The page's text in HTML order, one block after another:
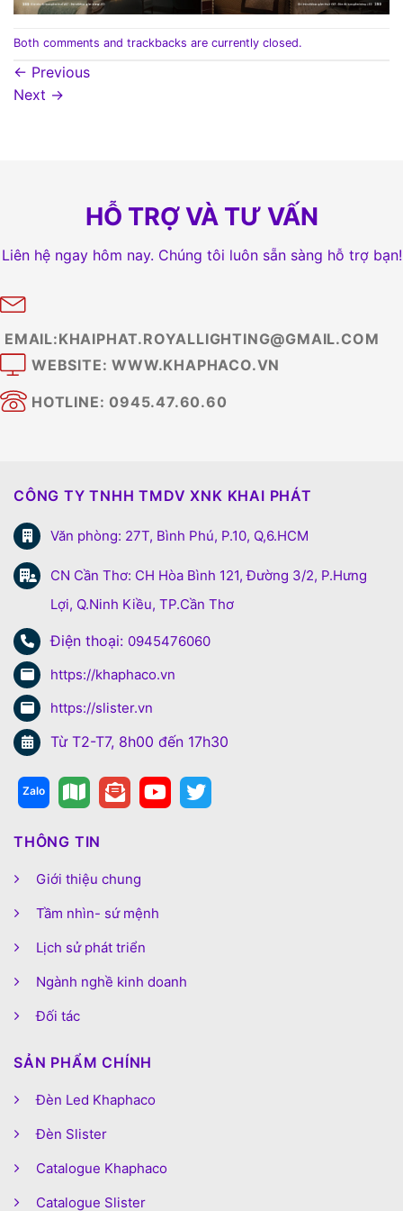
Both comments and trackbacks are currently closed.
← Previous
Next →
HỖ TRỢ VÀ TƯ VẤN
Liên hệ ngay hôm nay. Chúng tôi luôn sẵn sàng hỗ trợ bạn!
EMAIL:KHAIPHAT.ROYALLIGHTING@GMAIL.COM
WEBSITE: WWW.KHAPHACO.VN
HOTLINE: 0945.47.60.60
CÔNG TY TNHH TMDV XNK KHAI PHÁT
Văn phòng: 27T, Bình Phú, P.10, Q,6.HCM
CN Cần Thơ: CH Hòa Bình 121, Đường 3/2, P.Hưng
Lợi, Q.Ninh Kiều, TP.Cần Thơ
Điện thoại: 0945476060
https://khaphaco.vn
https://slister.vn
Từ T2-T7, 8h00 đến 17h30
THÔNG TIN
Giới thiệu chung
Tầm nhìn- sứ mệnh
Lịch sử phát triển
Ngành nghề kinh doanh
Đối tác
SẢN PHẨM CHÍNH
Đèn Led Khaphaco
Đèn Slister
Catalogue Khaphaco
Catalogue Slister